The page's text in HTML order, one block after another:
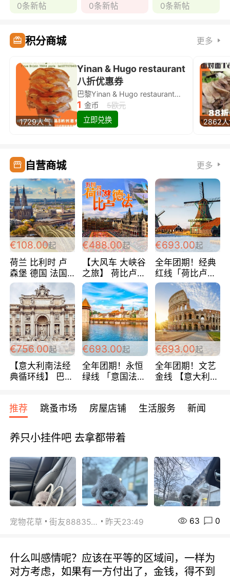
0条新帖 0条新帖 0条新帖
积分商城 更多
1729人气
Yinan & Hugo restaurant
八折优惠券
巴黎Yinan & Hugo restaurant除简餐类全场8折
1 金币
5欧元
立即兑换
2862
自营商城 更多
€108.00起
荷兰 比利时 卢
森堡 德国 法国
超爽玩遍西欧 循
环线 全程四星宾
馆 108欧/人/天
€488.00起
【大风车 大峡谷
之旅】 荷比卢德
法 巴黎上下 经
典五国四日游
488欧/人
€693.00起
全年团期！经典
红线「荷比卢德
法」七天循环 五
国 仅售99欧/人/
天！巴黎上下！
包拼房~
€756.00起
【意大利南法经
典循环线】 巴黎
宾馆 108欧/天起
全程756欧/位
€693.00起
全年团期！永恒
绿线 「意国法
欧/天起 ~包拼房
€693.00起
全年团期！文艺
金线 【意大利一
每周铁发！
推荐 跳蚤市场 房屋店铺 生活服务 新闻
养只小挂件吧 去拿都带着
宠物花草 街友88835518 昨天23:49 63 0
什么叫感情呢？应该在平等的区域间，一样为
对方考虑，如果有一方付出了，金钱，得不到